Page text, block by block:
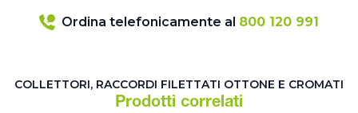
Ordina telefonicamente al 800 120 991
COLLETTORI, RACCORDI FILETTATI OTTONE E CROMATI
Prodotti correlati